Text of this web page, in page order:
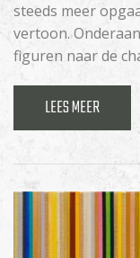
steeds meer
vertoon.
figuren naar de
LEES MEER